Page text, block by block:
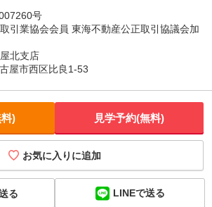
号
引業協会会員 東海不動産公正取引協議会加
北支店
屋市西区比良1-53
) 見学予約(無料)
お気に入りに追加
る LINEで送る